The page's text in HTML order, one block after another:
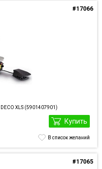
XLS (5901407901)
#17066
Купить
В список желаний
#17065